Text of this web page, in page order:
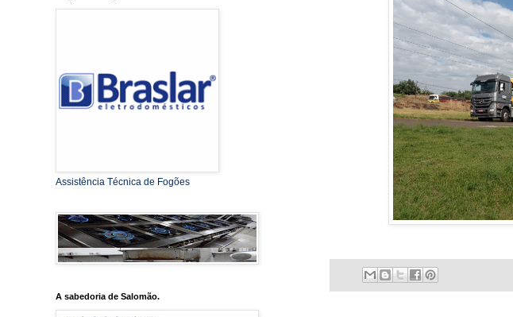
Assistência Técnica de Fogões
A sabedoria de Salomão.